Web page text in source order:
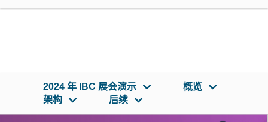
服务
客户
2024 年 IBC 展会演示
概览
架构
后续